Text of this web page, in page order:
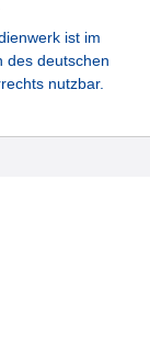
ist im
des deutschen
nutzbar.